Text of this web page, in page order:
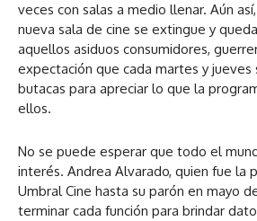
veces con salas a medio llenar. Aún
nueva sala de cine se extingue y
aquellos asiduos consumidores,
expectación que cada martes y jueves
butacas para apreciar lo que la
ellos.
No se puede esperar que todo el
interés. Andrea Alvarado, quien fue la
Umbral Cine hasta su parón en mayo
terminar cada función para brindar